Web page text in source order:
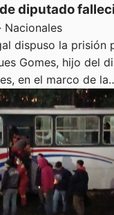
diputado
· Nacionales
dispuso la prisión
Gomes, hijo del
en el marco de